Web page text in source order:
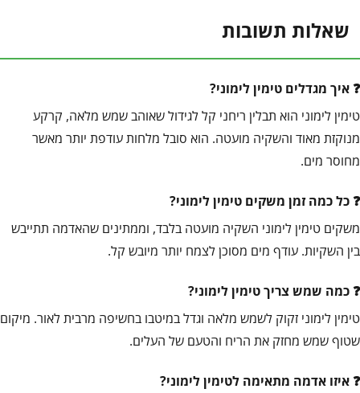
שאלות תשובות
איך מגדלים טימין לימוני?
טימין לימוני הוא תבלין ריחני קל לגידול שאוהב שמש מלאה, קרקע
מנוקזת מאוד והשקיה מועטה. הוא סובל מלחות עודפת יותר מאשר
מחוסר מים.
כל כמה זמן משקים טימין לימוני?
משקים טימין לימוני השקיה מועטה בלבד, וממתינים שהאדמה תתייבש
בין השקיות. עודף מים מסוכן לצמח יותר מיובש קל.
כמה שמש צריך טימין לימוני?
טימין לימוני זקוק לשמש מלאה וגדל במיטבו בחשיפה מרבית לאור. מיקום
שטוף שמש מחזק את הריח והטעם של העלים.
איזו אדמה מתאימה לטימין לימוני?